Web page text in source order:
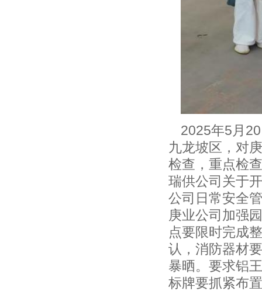
2025年5月 20
九龙坡区，对
检查，重点检
瑞供公司关于
公司日常安全
庚业公司加强
点要限时完成
认，消防器材
暴晒。要求铝
标牌要抓紧布